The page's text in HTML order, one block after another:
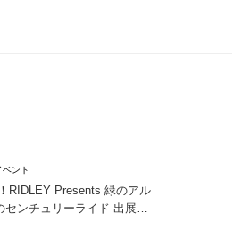
ベント
RIDLEY Presents 緑のアル
センチュリーライド 出展内